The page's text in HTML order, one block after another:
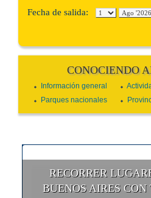
Fecha de salida:
CONOCIENDO
Información general
Parques nacionales
RECORRER
BUENOS AIRES CON